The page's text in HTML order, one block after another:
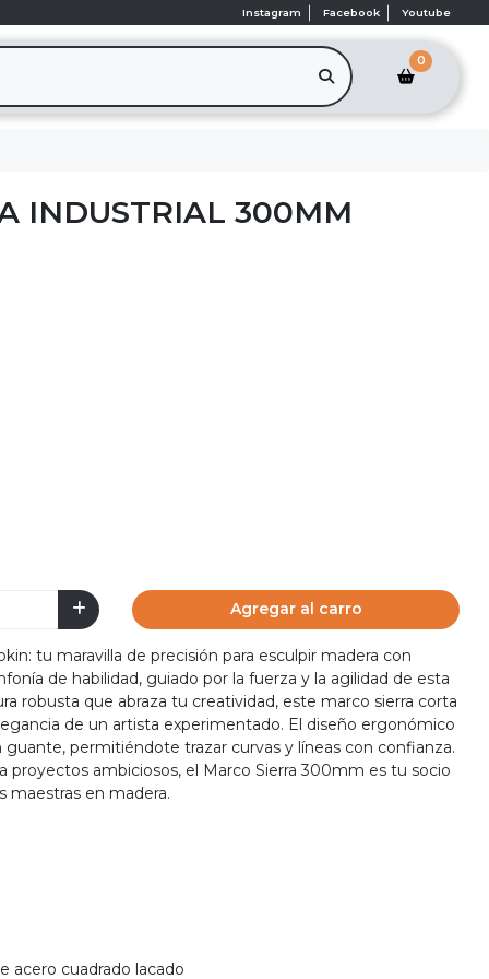
Instagram Facebook Youtube
0
INDUSTRIAL 300MM
Agregar al carro
tu maravilla de precisión para esculpir madera con
de habilidad, guiado por la fuerza y la agilidad de esta
robusta que abraza tu creatividad, este marco sierra corta
de un artista experimentado. El diseño ergonómico
permitiéndote trazar curvas y líneas con confianza.
proyectos ambiciosos, el Marco Sierra 300mm es tu socio
maestras en madera.
acero cuadrado lacado